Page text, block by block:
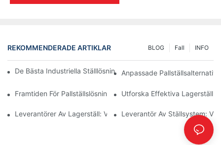
REKOMMENDERADE ARTIKLAR INFO
Fall
BLOG
De Bästa Industriella Ställlösningarna För Effektiv
Anpassade
Framtiden För Pallställslösningar: Trender Och Innovationer
Utforska Effektiva
Leverantörer Av Lagerställ: Vad Man Ska Leta Efter
Leverantör Av Ställsystem: